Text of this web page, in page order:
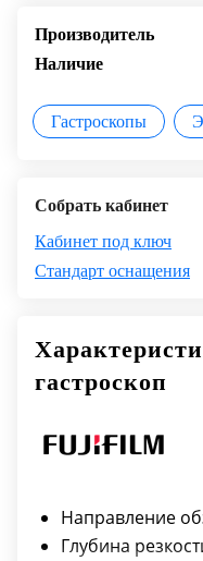
Производитель
Наличие
Гастроскопы
Собрать кабинет
Кабинет под ключ
Стандарт оснащения
гастроскоп
Направление
Глубина